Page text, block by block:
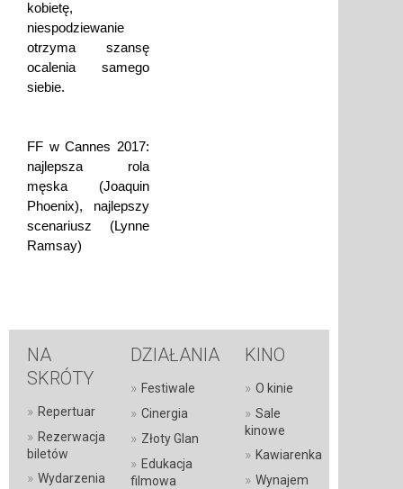
kobietę,
niespodziewanie
otrzyma szansę
ocalenia samego
siebie.
FF w Cannes 2017:
najlepsza rola
męska (Joaquin
Phoenix), najlepszy
scenariusz (Lynne
Ramsay)
NA
SKRÓTY
» Repertuar
» Rezerwacja
biletów
» Wydarzenia
DZIAŁANIA
» Festiwale
» Cinergia
» Złoty Glan
» Edukacja
filmowa
KINO
» O kinie
» Sale
kinowe
» Kawiarenka
» Wynajem